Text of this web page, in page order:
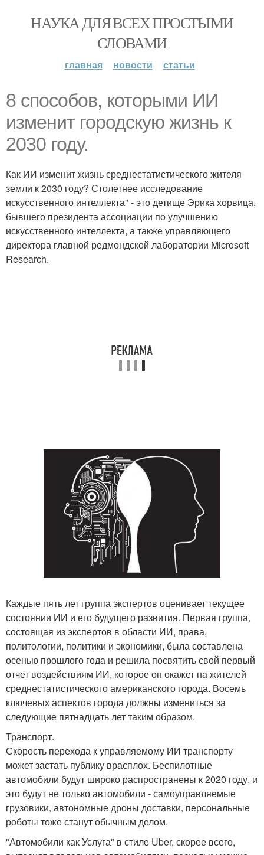
НАУКА ДЛЯ ВСЕХ ПРОСТЫМИ
СЛОВАМИ
главная новости статьи
8 способов, которыми ИИ
изменит городскую жизнь к
2030 году.
Как ИИ изменит жизнь среднестатистического жителя
земли к 2030 году? Столетнее исследование
искусственного интеллекта" - это детище Эрика хорвица,
бывшего президента ассоциации по улучшению
искусственного интеллекта, а также управляющего
директора главной редмондской лаборатории Microsoft
Research.
Каждые пять лет группа экспертов оценивает текущее
состоянии ИИ и его будущего развития. Первая группа,
состоящая из экспертов в области ИИ, права,
политологии, политики и экономики, была составлена
осенью прошлого года и решила посвятить свой первый
отчет воздействиям ИИ, которое он окажет на жителей
среднестатистического американского города. Восемь
ключевых аспектов города должны измениться за
следующие пятнадцать лет таким образом.
Транспорт.
Скорость перехода к управляемому ИИ транспорту
может застать публику врасплох. Беспилотные
автомобили будут широко распространены к 2020 году, и
это будут не только автомобили - самоуправляемые
грузовики, автономные дроны доставки, персональные
роботы тоже станут обычным делом.
"Автомобили как Услуга" в стиле Uber, скорее всего,